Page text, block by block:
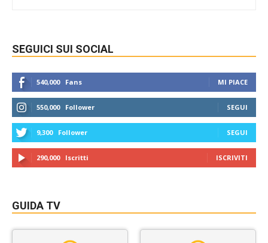
SEGUICI SUI SOCIAL
540,000 Fans MI PIACE
550,000 Follower SEGUI
9,300 Follower SEGUI
290,000 Iscritti ISCRIVITI
GUIDA TV